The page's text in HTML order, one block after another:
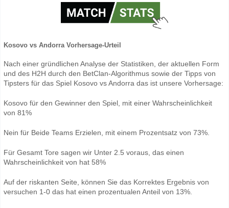
Kosovo vs Andorra Vorhersage-Urteil
Nach einer gründlichen Analyse der Statistiken, der aktuellen Form
und des H2H durch den BetClan-Algorithmus sowie der Tipps von
Tipsters für das Spiel Kosovo vs Andorra das ist unsere Vorhersage:
Kosovo für den Gewinner den Spiel, mit einer Wahrscheinlichkeit
von 81%
Nein für Beide Teams Erzielen, mit einem Prozentsatz von 73%.
Für Gesamt Tore sagen wir Unter 2.5 voraus, das einen
Wahrscheinlichkeit von hat 58%
Auf der riskanten Seite, können Sie das Korrektes Ergebnis von
versuchen 1-0 das hat einen prozentualen Anteil von 13%.